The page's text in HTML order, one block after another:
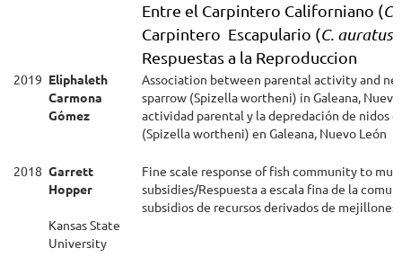
Entre el Carpintero Californiano (
Carpintero Escapulario (C. auratus
Respuestas a la Reproduccion
2019 Eliphaleth
Carmona
Gómez
Association between parental activity and
sparrow (Spizella wortheni) in Galeana,
actividad parental y la depredación de nidos
(Spizella wortheni) en Galeana, Nuevo León
2018 Garrett
Hopper
Kansas State
University
Fine scale response of fish community to
subsidies/Respuesta a escala fina de la
subsidios de recursos derivados de mejillones.